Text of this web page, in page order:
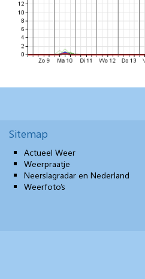
Sitemap
Actueel Weer
Weerpraatje
Neerslagradar en Nederland
Weerfoto’s